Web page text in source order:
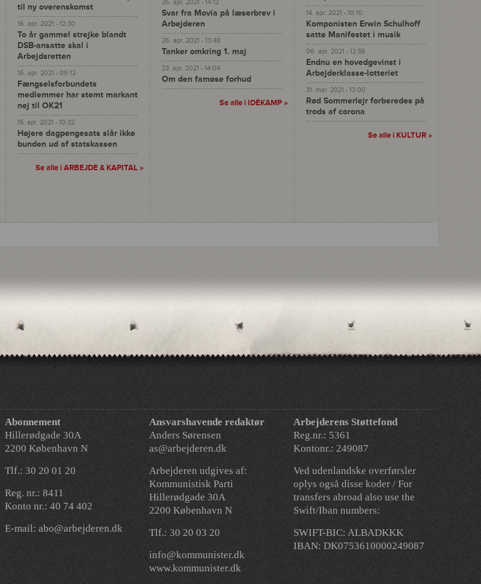
til ny overenskomst
16. apr. 2021 - 12:30
To år gammel strejke blandt
DSB-ansatte skal i
Arbejdsretten
16. apr. 2021 - 09:12
Fængselsforbundets
medlemmer har stemt markant
nej til OK21
15. apr. 2021 - 10:32
Højere dagpengesats slår ikke
bunden ud af statskassen
Se alle iARBEJDE & KAPITAL»
26. apr. 2021 - 14:12
Svar fra Movia på læserbrev i
Arbejderen
26. apr. 2021 - 13:48
Tanker omkring 1. maj
23. apr. 2021 - 14:04
Om den famøse forhud
Se alle i IDÉKAMP»
14. apr. 2021 - 10:10
Komponisten Erwin Schulhoff
satte Manifestet i musik
06. apr. 2021 - 12:56
Endnu en hovedgevinst i
Arbejderklasse-lotteriet
31. mar. 2021 - 13:00
Rød Sommerlejr forberedes på
trods af corona
Se alle i KULTUR»
Abonnement
Hillerødgade 30A
2200 København N
Tlf.: 30 20 01 20
Reg. nr.: 8411
Konto nr.: 40 74 402
E-mail: abo@arbejderen.dk
Ansvarshavende redaktør
Anders Sørensen
as@arbejderen.dk
Arbejderen udgives af:
Kommunistisk Parti
Hillerødgade 30A
2200 København N
Tlf.: 30 20 03 20
info@kommunister.dk
www.kommunister.dk
Arbejderens Støttefond
Reg.nr.: 5361
Kontonr.: 249087
Ved udenlandske overførsler
oplys også disse koder / For
transfers abroad also use the
Swift/Iban numbers:
SWIFT-BIC: ALBADKKK
IBAN: DK0753610000249087